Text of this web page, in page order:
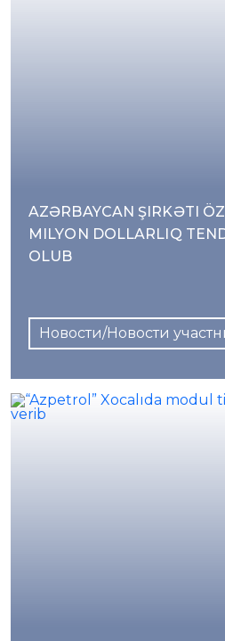
AZƏRBAYCAN ŞIRKƏTI
MILYON DOLLARLIQ
OLUB
Новости/Новости